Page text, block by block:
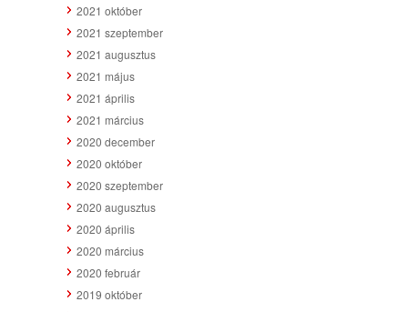
2021 október
2021 szeptember
2021 augusztus
2021 május
2021 április
2021 március
2020 december
2020 október
2020 szeptember
2020 augusztus
2020 április
2020 március
2020 február
2019 október